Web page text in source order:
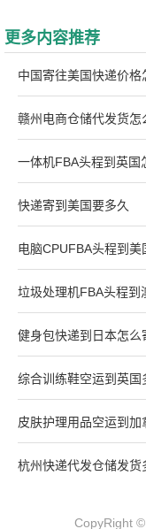
更多内容推荐
中国寄往美国快递价格
赣州电商仓储代发货怎
一体机FBA头程到英国
快递寄到美国要多久
电脑CPUFBA头程到美
垃圾处理机FBA头程到
健身包快递到日本怎么
综合训练鞋空运到英国
皮肤护理用品空运到加
杭州快递代发仓储发货
CopyRight